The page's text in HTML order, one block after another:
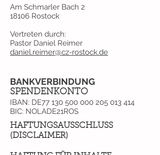
Am Schmarler Bach 2
18106 Rostock
Vertreten durch:
Pastor Daniel Reimer
daniel.reimer@cz-rostock.de
BANKVERBINDUNG
SPENDENKONTO
IBAN: DE77 130 500 000 205 013 414
BIC: NOLADE21ROS
HAFTUNGSAUSSCHLUSS
(DISCLAIMER)